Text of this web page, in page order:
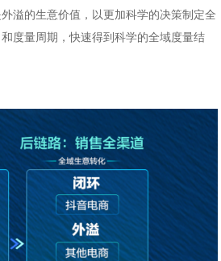
溢的生意价值，以更加科学的决策制定全
度量周期，快速得到科学的全域度量结